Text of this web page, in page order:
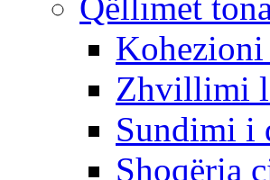
Kohezioni
Zhvillimi
Sundimi i
Shoqëria